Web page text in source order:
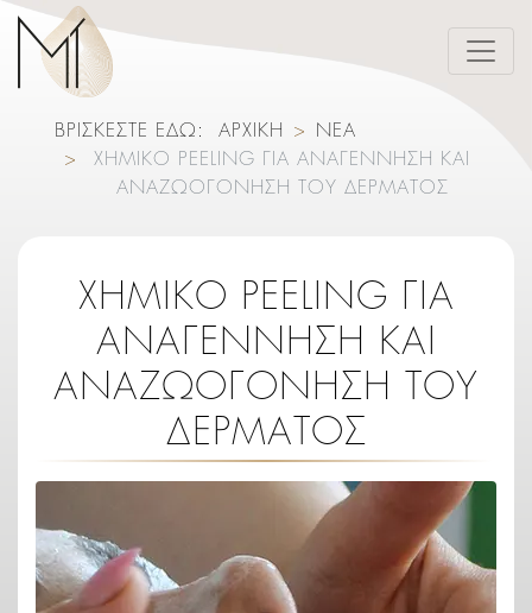
ΒΡΙΣΚΕΣΤΕ ΕΔΩ: ΑΡΧΙΚΗ
ΝΕΑ
ΧΗΜΙΚΌ PEELING ΓΙΑ ΑΝΑΓΈΝΝΗΣΗ ΚΑΙ
ΑΝΑΖΩΟΓΌΝΗΣΗ ΤΟΥ ΔΈΡΜΑΤΟΣ
ΧΗΜΙΚΌ PEELING ΓΙΑ
ΑΝΑΓΈΝΝΗΣΗ ΚΑΙ
ΑΝΑΖΩΟΓΌΝΗΣΗ ΤΟΥ
ΔΈΡΜΑΤΟΣ